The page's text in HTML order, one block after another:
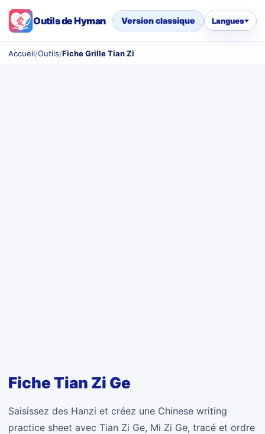
Outils de Hyman Version classique Langues
Accueil/Outils/Fiche Grille Tian Zi
Fiche Tian Zi Ge
Saisissez des Hanzi et créez une Chinese writing
practice sheet avec Tian Zi Ge, Mi Zi Ge, tracé et ordre